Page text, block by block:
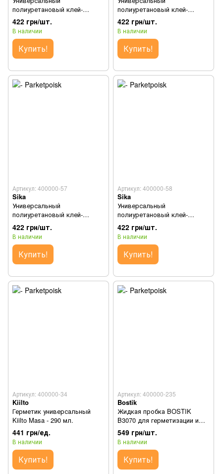
полиуретановый клей-
герметик Sikaflex®-11FC+
(Серый) - (300 мл/уп.)
422 грн/шт.
В наличии
Купить!
полиуретановый клей-
герметик Sikaflex®-11FC+
(Черный) - (300 мл/уп.)
422 грн/шт.
В наличии
Купить!
Артикул: 400000-57
Sika
Универсальный
полиуретановый клей-
герметик Sikaflex®-11FC+
(Бежевый) - (300 мл/уп.)
422 грн/шт.
В наличии
Купить!
Артикул: 400000-58
Sika
Универсальный
полиуретановый клей-
герметик Sikaflex®-11FC+
(Коричневый) - (300 мл/уп.)
422 грн/шт.
В наличии
Купить!
Артикул: 400000-34
Kiilto
Герметик универсальный
Kiilto Masa - 290 мл.
441 грн/ед.
В наличии
Купить!
Артикул: 400000-235
Bostik
Жидкая пробка BOSTIK
B3070 для герметизации и
компенсации
549 грн/шт.
В наличии
Купить!